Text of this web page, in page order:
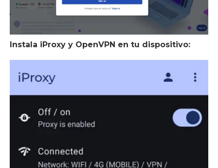
Instala iProxy y OpenVPN en tu dispositivo: